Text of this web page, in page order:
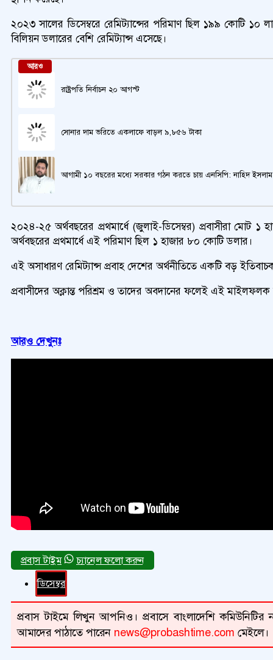
২০২৩ সালের ডিসেম্বরে রেমিট্যান্সের পরিমাণ ছিল ১৯৯ কোটি
বিলিয়ন ডলারের বেশি রেমিট্যান্স এসেছে।
আরও
রাষ্ট্রপতি নির্বাচন ২০ আগস্ট
সোনার দাম ভরিতে একলাফে বাড়ল ৯,৮৫৬ টাকা
আগামী ১০ বছরের মধ্যে সরকার গঠন করতে চায় এনসিপি: নাহিদ ইসলাম
২০২৪-২৫ অর্থবছরের প্রথমার্ধে (জুলাই-ডিসেম্বর) প্রবাসীরা
অর্থবছরের প্রথমার্ধে এই পরিমাণ ছিল ১ হাজার ৮০ কোটি ডলার।
এই অসাধারণ রেমিট্যান্স প্রবাহ দেশের অর্থনীতিতে একটি বড়
প্রবাসীদের অক্লান্ত পরিশ্রম ও তাদের অবদানের ফলেই এই মাইলফলক
আরও দেখুনঃ
চ্যানেল ফলো করুন
ডিসেম্বর
প্রবাস টাইমে লিখুন আপনিও। প্রবাসে বাংলাদেশি
আমাদের পাঠাতে পারেন news@probashtime.com মেইলে।